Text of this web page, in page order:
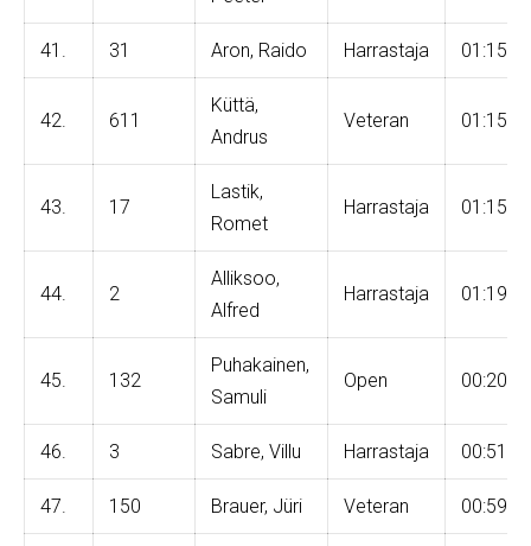
41. 31 Aron, Raido Harrastaja
42. 611
Küttä,
Andrus
Veteran
43. 17
Lastik,
Romet
Harrastaja
44. 2
Alliksoo,
Alfred
Harrastaja
45. 132
Puhakainen,
Samuli
Open
46. 3 Sabre, Villu Harrastaja
47. 150 Brauer, Jüri Veteran